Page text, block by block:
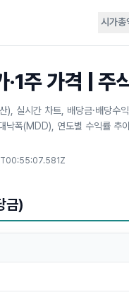
시가총
주 가격 | 주
), 실시간 차트, 배당금·배당
낙폭(MDD), 연도별 수익률 추
금)